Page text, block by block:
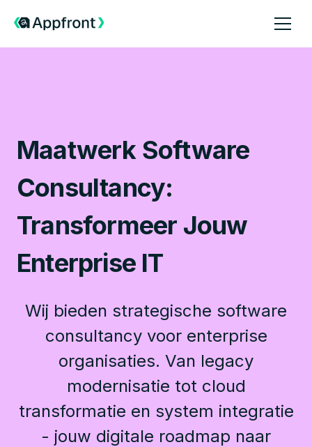
Maatwerk Software
Consultancy:
Transformeer Jouw
Enterprise IT
Wij bieden strategische software
consultancy voor enterprise
organisaties. Van legacy
modernisatie tot cloud
transformatie en system integratie
- jouw digitale roadmap naar